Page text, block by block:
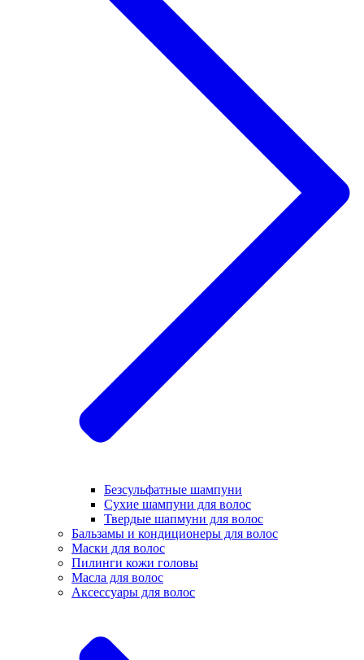
Безсульфатные шампуни
Сухие шампуни для волос
Твердые шапмуни для волос
Бальзамы и кондиционеры для волос
Маски для волос
Пилинги кожи головы
Масла для волос
Аксессуары для волос